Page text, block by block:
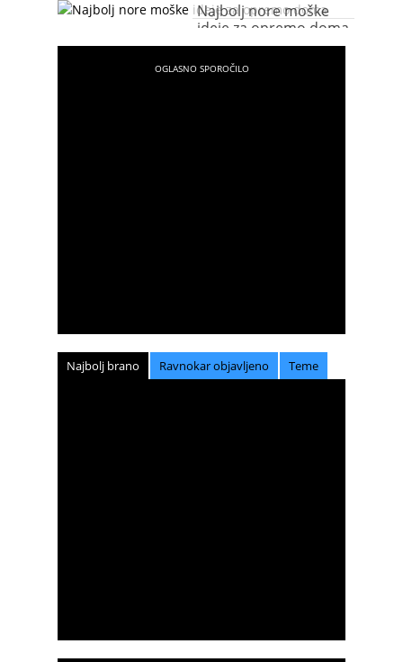
Najbolj nore moške
ideje za opremo doma
Najbolj brano Ravnokar objavljeno Teme